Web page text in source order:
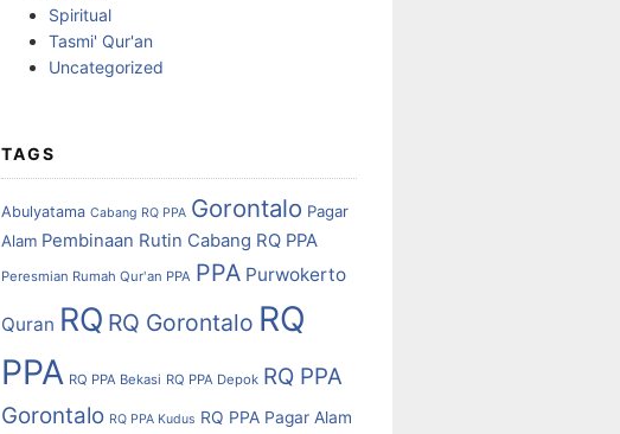
Spiritual
Tasmi' Qur'an
Uncategorized
TAGS
Abulyatama Cabang RQ PPA Gorontalo Pagar
Alam Pembinaan Rutin Cabang RQ PPA
Peresmian Rumah Qur'an PPA PPA Purwokerto
Quran RQ RQ Gorontalo RQ
PPA RQ PPA Bekasi RQ PPA Depok RQ PPA
Gorontalo RQ PPA Kudus RQ PPA Pagar Alam